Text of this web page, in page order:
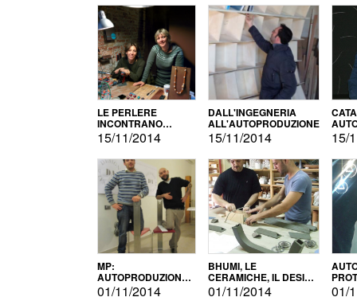
LE PERLERE
INCONTRANO
L'AUTOPRODUZIONE
15/11/2014
DALL'INGEGNERIA
ALL'AUTOPRODUZIONE
15/11/2014 15/
MP:
AUTOPRODUZIONE
E INNOVAZIONE
01/11/2014
BHUMI, LE
CERAMICHE, IL DESIGN
E L'AUTOPRODUZIONE
01/11/2014 01/